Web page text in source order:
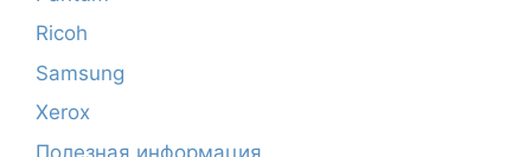
Ricoh
Samsung
Xerox
Полезная информация